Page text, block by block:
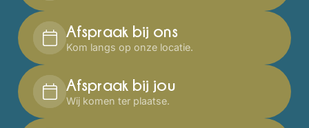
Afspraak bij ons
Kom langs op onze locatie.
Afspraak bij jou
Wij komen ter plaatse.